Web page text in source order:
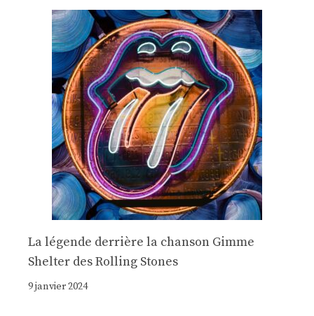
La légende derrière la chanson Gimme
Shelter des Rolling Stones
9 janvier 2024